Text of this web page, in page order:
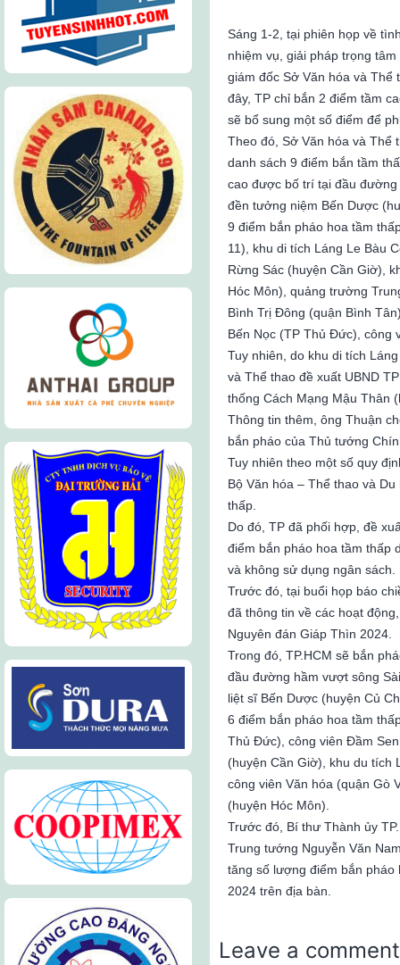
Sáng 1-2, tại phiên họp về
nhiệm vụ, giải pháp trọng
giám đốc Sở Văn hóa và Thể
đây, TP chỉ bắn 2 điểm tầm
sẽ bổ sung một số điểm để
Theo đó, Sở Văn hóa và Thể
danh sách 9 điểm bắn tầm
cao được bố trí tại đầu
đền tưởng niệm Bến Dược
9 điểm bắn pháo hoa tầm
11), khu di tích Láng Le Bàu
Rừng Sác (huyện Cần Giờ),
Hóc Môn), quảng trường
Bình Trị Đông (quận Bình
Bến Nọc (TP Thủ Đức), công
Tuy nhiên, do khu di tích
và Thể thao đề xuất UBND
thống Cách Mạng Mậu Thân
Thông tin thêm, ông Thuận
bắn pháo của Thủ tướng
Tuy nhiên theo một số quy
Bộ Văn hóa – Thể thao và
thấp.
Do đó, TP đã phối hợp, đề
điểm bắn pháo hoa tầm thấp
và không sử dụng ngân sách.
Trước đó, tại buổi họp báo
đã thông tin về các hoạt
Nguyên đán Giáp Thìn 2024.
Trong đó, TP.HCM sẽ bắn
đầu đường hầm vượt sông
liệt sĩ Bến Dược (huyện Củ
6 điểm bắn pháo hoa tầm
Thủ Đức), công viên Đầm
(huyện Cần Giờ), khu du tích
công viên Văn hóa (quận Gò
(huyện Hóc Môn).
Trước đó, Bí thư Thành ủy
Trung tướng Nguyễn Văn
tăng số lượng điểm bắn
2024 trên địa bàn.
Leave a comment